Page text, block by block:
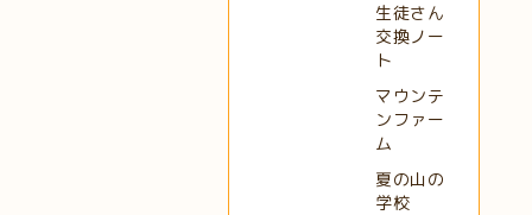
生徒さん
交換ノー
ト
マウンテ
ンファー
ム
夏の山の
学校